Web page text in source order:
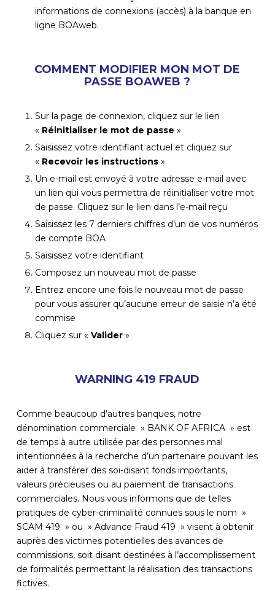
informations de connexions (accès) à la banque en
ligne BOAweb.
COMMENT MODIFIER MON MOT DE
PASSE BOAWEB ?
Sur la page de connexion, cliquez sur le lien
« Réinitialiser le mot de passe »
Saisissez votre identifiant actuel et cliquez sur
« Recevoir les instructions »
Un e-mail est envoyé à votre adresse e-mail avec
un lien qui vous permettra de réinitialiser votre mot
de passe. Cliquez sur le lien dans l’e-mail reçu
Saisissez les 7 derniers chiffres d’un de vos numéros
de compte BOA
Saisissez votre identifiant
Composez un nouveau mot de passe
Entrez encore une fois le nouveau mot de passe
pour vous assurer qu’aucune erreur de saisie n’a été
commise
Cliquez sur « Valider »
WARNING 419 FRAUD
Comme beaucoup d’autres banques, notre
dénomination commerciale » BANK OF AFRICA » est
de temps à autre utilisée par des personnes mal
intentionnées à la recherche d’un partenaire pouvant les
aider à transférer des soi-disant fonds importants,
valeurs précieuses ou au paiement de transactions
commerciales. Nous vous informons que de telles
pratiques de cyber-criminalité connues sous le nom »
SCAM 419 » ou » Advance Fraud 419 » visent à obtenir
auprès des victimes potentielles des avances de
commissions, soit disant destinées à l’accomplissement
de formalités permettant la réalisation des transactions
fictives.